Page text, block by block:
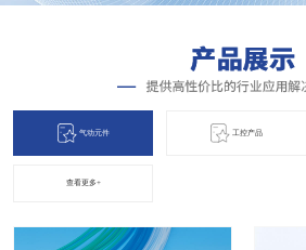
气动元件 工控产品
查看更多+